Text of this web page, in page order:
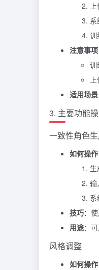
系
训
注意事项
训
适用场景
3. 主要功能
一致性角色
如何操作
生
输
系
技巧：
用途：
风格调整
如何操作